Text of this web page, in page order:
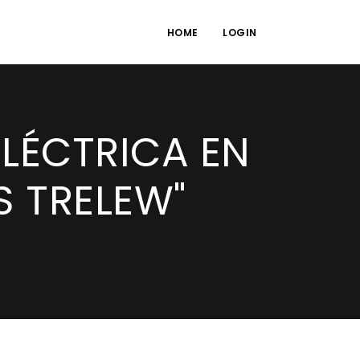
HOME LOGIN
EN
TRELEW"